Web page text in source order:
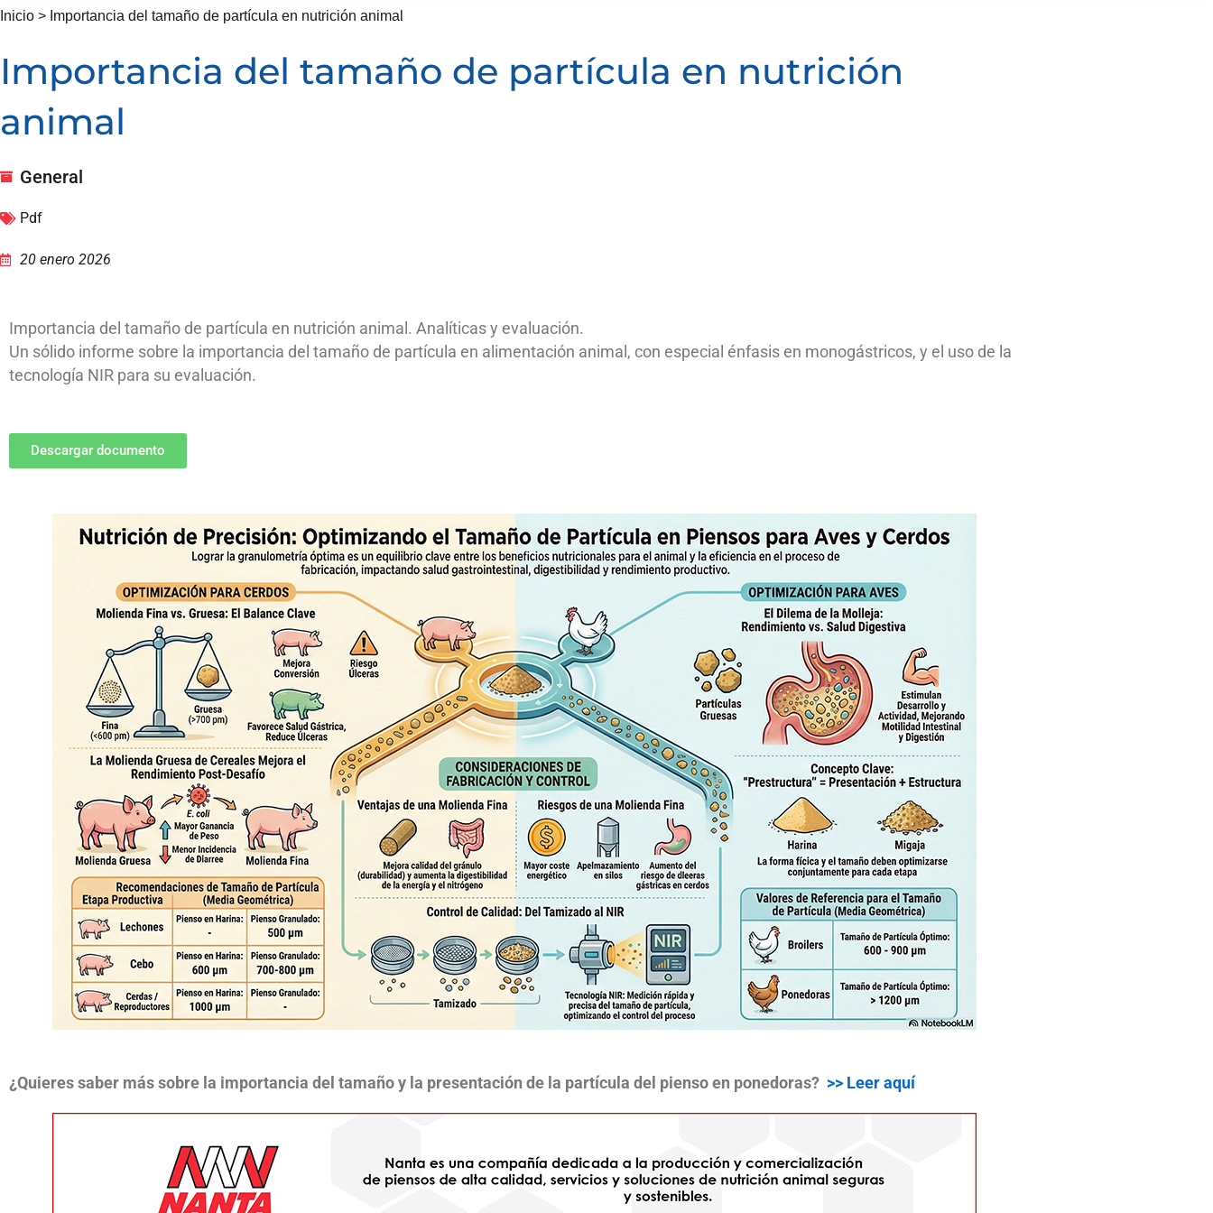
Inicio > Importancia del tamaño de partícula en nutrición animal
Importancia del tamaño de partícula en nutrición
animal
General
Pdf
20 enero 2026
Importancia del tamaño de partícula en nutrición animal. Analíticas y evaluación.
Un sólido informe sobre la importancia del tamaño de partícula en alimentación animal, con especial énfasis en monogástricos, y el uso de la
tecnología NIR para su evaluación.
Descargar documento
¿Quieres saber más sobre la importancia del tamaño y la presentación de la partícula del pienso en ponedoras? >> Leer aquí